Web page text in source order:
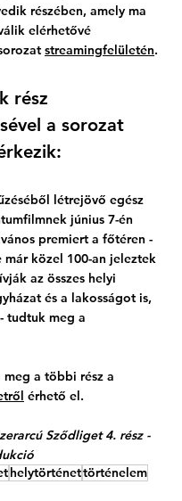
részében, amely ma
elérhetővé
streamingfelületén.
rész
a sorozat
létrejövő egész
június 7-én
premiert a főtéren -
már közel 100-an jeleztek
az összes helyi
és a lakosságot is,
tudtuk meg a
a többi rész a
érhető el.
Sződliget 4. rész -
helytörténettörténelem